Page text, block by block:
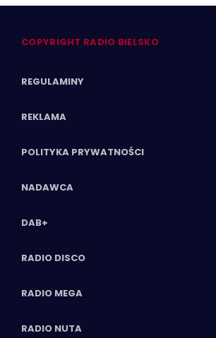
COPYRIGHT RADIO BIELSKO
REGULAMINY
REKLAMA
POLITYKA PRYWATNOŚCI
NADAWCA
DAB+
RADIO DISCO
RADIO MEGA
RADIO NUTA